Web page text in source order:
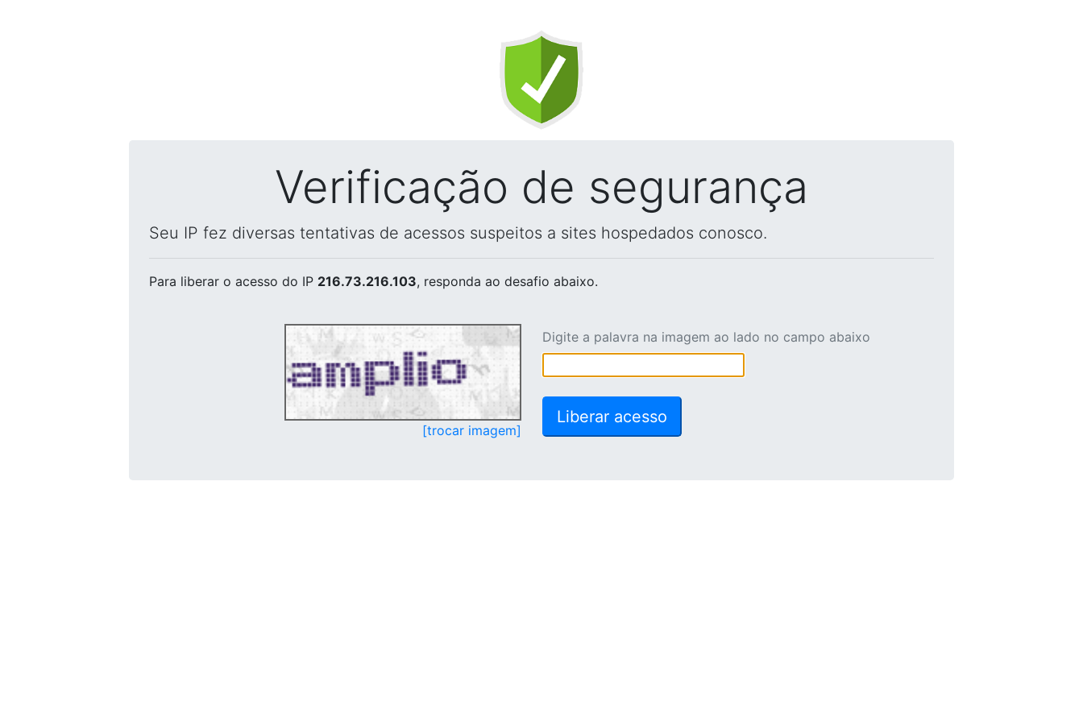
Verificação de segurança
Seu IP fez diversas tentativas de acessos suspeitos a sites hospedados conosco.
Para liberar o acesso do IP 216.73.216.103, responda ao desafio abaixo.
[trocar imagem]
Digite a palavra na imagem ao lado no campo abaixo